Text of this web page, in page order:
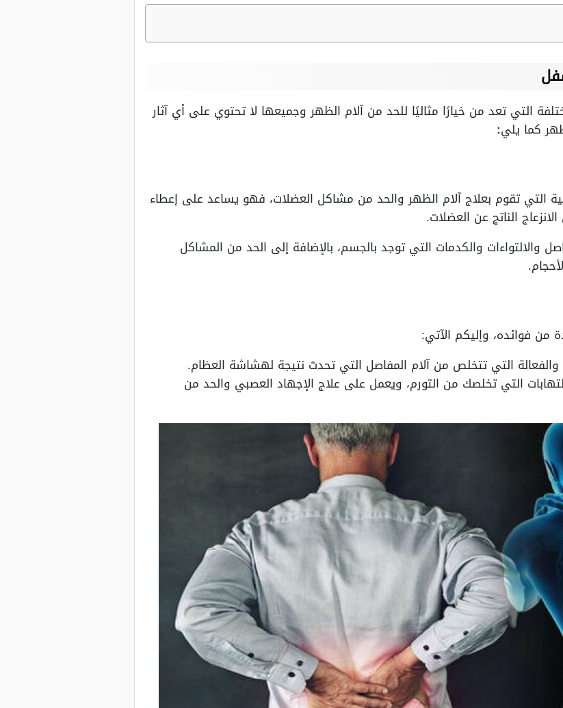
التي تعد من خيارًا مثاليًا للحد من آلام الظهر وجميعها لا تحتوي على أي آثار
كما يلي:
التي تقوم بعلاج آلام الظهر والحد من مشاكل العضلات، فهو يساعد على إعطاء
الناتج عن العضلات.
والالتواءات والكدمات التي توجد بالجسم، بالإضافة إلى الحد من المشاكل
من فوائده، وإليكم الآتي:
التي تتخلص من آلام المفاصل التي تحدث نتيجة لهشاشة العظام.
التي تخلصك من التورم، ويعمل على علاج الإجهاد العصبي والحد من